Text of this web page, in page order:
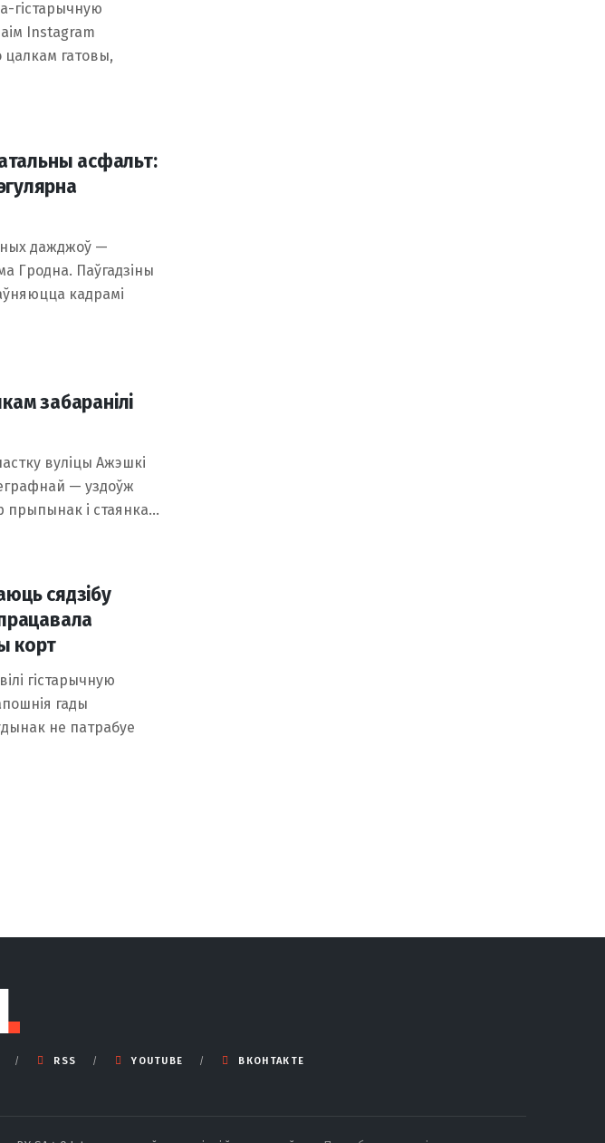
гістарычную
Instagram
гатовы,
асфальт:
дажджоў —
Гродна. Паўгадзіны
кадрамі
забаранілі
вуліцы Ажэшкі
— уздоўж
прыпынак і стаянка…
сядзібу
корт
гістарычную
гады
не патрабуе
RSS YOUTUBE ВКОНТАКТЕ